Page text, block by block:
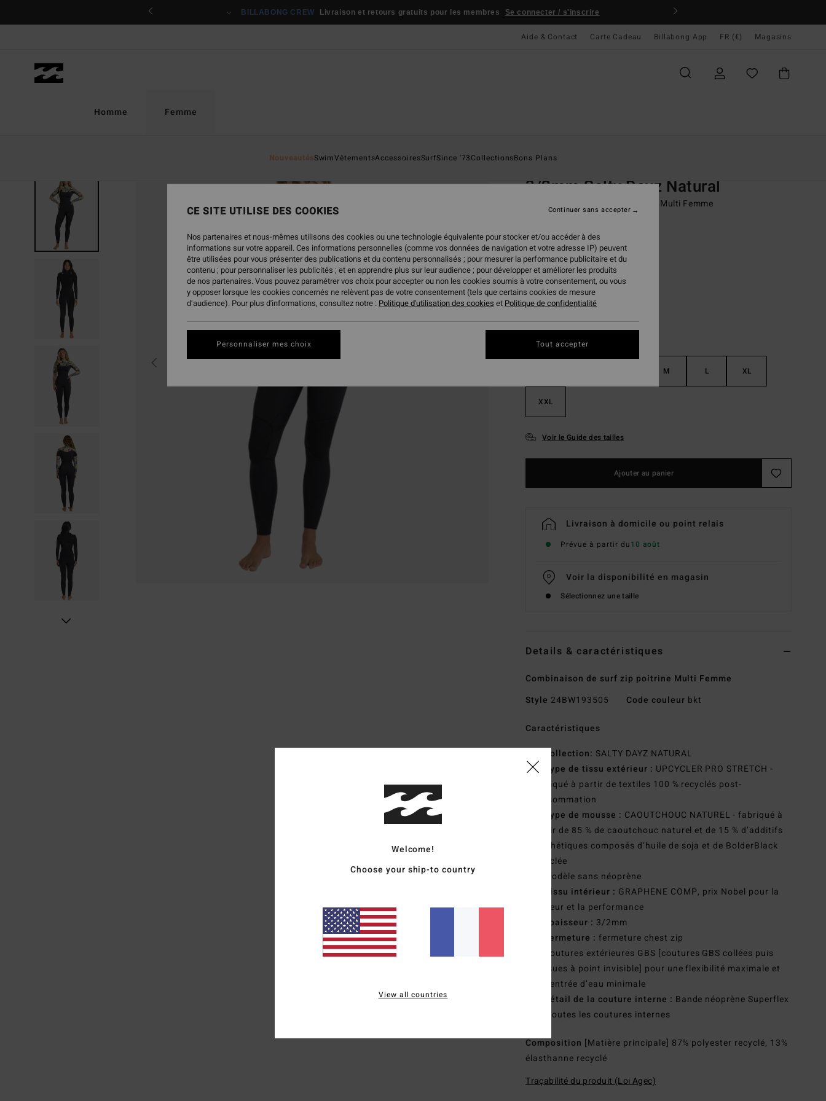
BILLABONG CREW Livraison et retours gratuits pour les membres Se connecter / s'inscrire
Aide & Contact Carte Cadeau Billabong App FR (€) Magasins
Homme Femme
NouveautésSwimVêtementsAccessoiresSurfSince '73CollectionsBons PlansCombinaisons De Surf Intégrales
3/2mm Salty Dayz Natural
Combinaison de surf zip poitrine Multi Femme
319,95 €
CouleurBlack Tropical
M L XL
XXL
Voir le Guide des tailles
Ajouter au panier
Livraison à domicile ou point relais
Prévue à partir du10 août
Voir la disponibilité en magasin
Sélectionnez une taille
Details & caractéristiques
Combinaison de surf zip poitrine Multi Femme
Style 24BW193505 Code couleur bkt
Caractéristiques
Collection: SALTY DAYZ NATURAL
Type de tissu extérieur : UPCYCLER PRO STRETCH -
fabriqué à partir de textiles 100 % recyclés post-
consommation
Type de mousse : CAOUTCHOUC NATUREL - fabriqué à
partir de 85 % de caoutchouc naturel et de 15 % d’additifs
synthétiques composés d’huile de soja et de BolderBlack
recyclée
Modèle sans néoprène
Tissu intérieur : GRAPHENE COMP, prix Nobel pour la
chaleur et la performance
Épaisseur : 3/2mm
Fermeture : fermeture chest zip
Coutures extérieures GBS [coutures GBS collées puis
cousues à point invisible] pour une flexibilité maximale et
une entrée d’eau minimale
Détail de la couture interne : Bande néoprène Superflex
sur toutes les coutures internes
Composition [Matière principale] 87% polyester recyclé, 13%
élasthanne recyclé
Traçabilité du produit (Loi Agec)
Welcome!
Choose your ship-to country
View all countries
CE SITE UTILISE DES COOKIES
Nos partenaires et nous-mêmes utilisons des cookies ou une technologie équivalente pour stocker et/ou accéder à des
informations sur votre appareil. Ces informations personnelles (comme vos données de navigation et votre adresse IP) peuvent
être utilisées pour vous présenter des publications et du contenu personnalisés ; pour mesurer la performance publicitaire et du
contenu ; pour personnaliser les publicités ; et en apprendre plus sur leur audience ; pour développer et améliorer les produits
de nos partenaires. Vous pouvez paramétrer vos choix pour accepter ou non les cookies soumis à votre consentement, ou vous
y opposer lorsque les cookies concernés ne relèvent pas de votre consentement (tels que certains cookies de mesure
d’audience). Pour plus d'informations, consultez notre : Politique d'utilisation des cookies et Politique de confidentialité
Personnaliser mes choix
Continuer sans accepter
Tout accepter